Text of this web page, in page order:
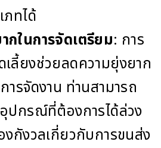
ภทได้
กในการจัดเตรียม: การ
ลี้ยงช่วยลดความยุ่งยาก
ารจัดงาน ท่านสามารถ
ปกรณ์ที่ต้องการได้ล่วง
งกังวลเกี่ยวกับการขนส่ง